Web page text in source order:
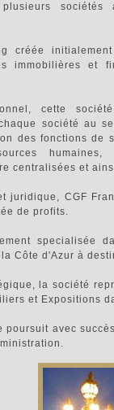
sociétés
créée
immobilières et
cette
société au
des fonctions de
humaines,
centralisées et
juridique, CGF
de profits.
specialisée
Côte d'Azur à
la société
et Expositions
poursuit avec